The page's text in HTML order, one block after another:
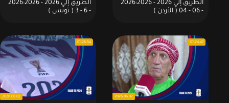
الطريق إلي 2026 - 2026:2026
الطريق إلي 2026 - 2026:2026
01:24:47
2026.06.02
01:26:54
2026.06.02